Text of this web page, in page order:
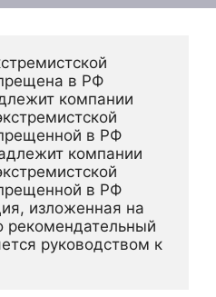
в РФ
компании
в РФ
компании
в РФ
изложенная на
рекомендательный
руководством к